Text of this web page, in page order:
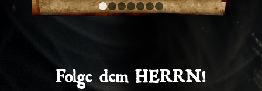
1 2 3 4 5 6 7
Folge dem HERRN!